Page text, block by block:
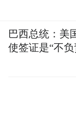
巴西总统：美
使签证是“不